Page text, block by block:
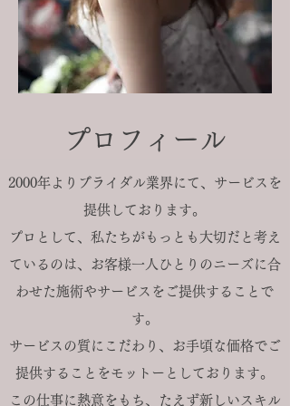
プロフィール
2000年よりブライダル業界にて、 サービスを
提供しております。
プロとして、私たちがもっとも大切だと考え
ているのは、お客様一人ひとりのニーズに合
わせた施術やサービスをご提供することで
す。
サービスの質にこだわり、お手頃な価格でご
提供することをモットーとしております。
この仕事に熱意をもち、たえず新しいスキル